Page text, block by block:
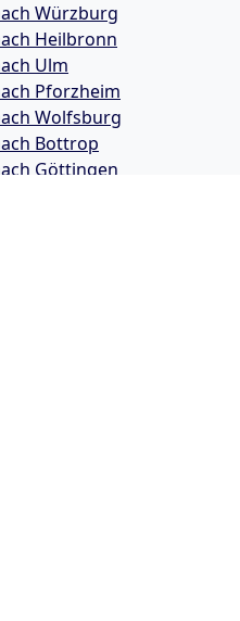
Würzburg
Heilbronn
Ulm
Pforzheim
Wolfsburg
Bottrop
Göttingen